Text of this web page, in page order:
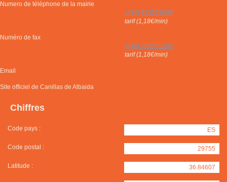
Numero de téléphone de la mairie
+(34) 952553006
tarif (1,18€/min)
Numéro de fax
+(34) 952553100
tarif (1,18€/min)
Email
Site officiel de Canillas de Albaida
Chiffres
Code pays : ES
Code postal : 29755
Latitude : 36.84607